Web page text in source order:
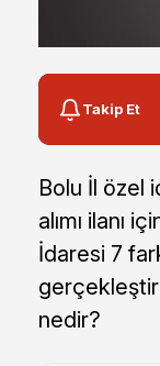
Takip Et
Bolu İl özel
alımı ilanı
İdaresi 7
nedir?